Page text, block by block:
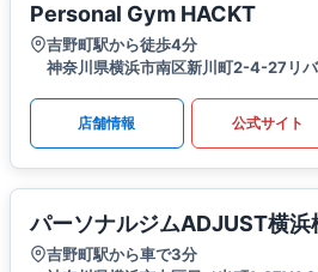
Personal Gym HACKT
吉野町駅から徒歩4分
神奈川県横浜市南区新川町2-4-27リ
店舗情報 公式サイト
パーソナルジムADJUST横浜
吉野町駅から車で3分